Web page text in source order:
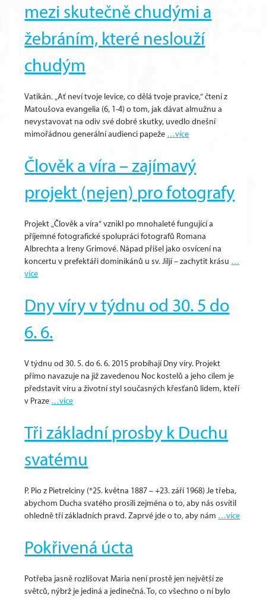
mezi skutečně chudými a
žebráním, které neslouží
chudým
Vatikán. „Ať neví tvoje levice, co dělá tvoje pravice,“ čtení z
Matoušova evangelia (6, 1-4) o tom, jak dávat almužnu a
nevystavovat na odiv své dobré skutky, uvedlo dnešní
mimořádnou generální audienci papeže …více
Člověk a víra – zajímavý
projekt (nejen) pro fotografy
Projekt „Člověk a víra“ vznikl po mnohaleté fungující a
příjemné fotografické spolupráci fotografů Romana
Albrechta a Ireny Grimové. Nápad přišel jako osvícení na
koncertu v prefektáři dominikánů u sv. Jiljí – zachytit krásu …
více
Dny víry v týdnu od 30. 5 do
6. 6.
V týdnu od 30. 5. do 6. 6. 2015 probíhají Dny víry. Projekt
přímo navazuje na již zavedenou Noc kostelů a jeho cílem je
představit víru a životní styl současných křesťanů lidem, kteří
v Praze …více
Tři základní prosby k Duchu
svatému
P. Pio z Pietrelciny (*25. května 1887 – +23. září 1968) Je třeba,
abychom Ducha svatého prosili zejména o to, aby nás osvítil
ohledně tří základních pravd. Zaprvé jde o to, aby nám …více
Pokřivená úcta
Potřeba jasně rozlišovat Maria není prostě jen největší ze
světců, nýbrž je jediná a jedinečná. To, co všechno o ní bylo